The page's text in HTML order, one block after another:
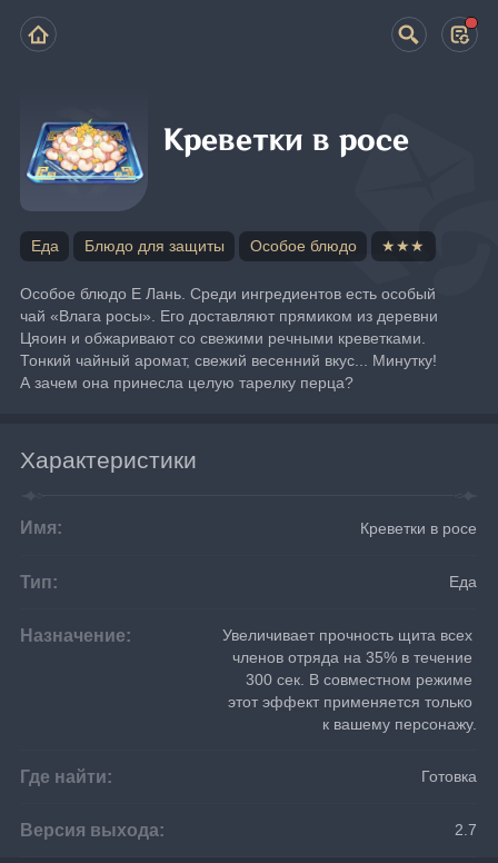
Креветки в росе
Еда Блюдо для защиты Особое блюдо ★★★
Особое блюдо Е Лань. Среди ингредиентов есть особый
чай «Влага росы». Его доставляют прямиком из деревни
Цяоин и обжаривают со свежими речными креветками.
Тонкий чайный аромат, свежий весенний вкус... Минутку!
А зачем она принесла целую тарелку перца?
Характеристики
Имя: Креветки в росе
Тип: Еда
Назначение:
Увеличивает прочность щита всех
членов отряда на 35% в течение
300 сек. В совместном режиме
этот эффект применяется только
к вашему персонажу.
Где найти: Готовка
Версия выхода: 2.7